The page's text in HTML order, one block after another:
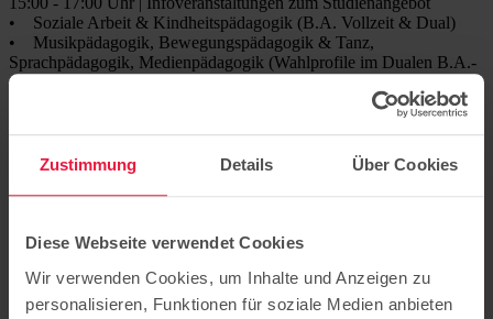
Zustimmung Details Über Cookies
Diese Webseite verwendet Cookies
Wir verwenden Cookies, um Inhalte und Anzeigen zu
personalisieren, Funktionen für soziale Medien anbieten
• Soziale Arbeit & Kindheitspädagogik (B.A. Vollzeit & Dual)
• Musikpädagogik, Bewegungspädagogik & Tanz,
Sprachpädagogik, Medienpädagogik (Wahlprofile im Dualen B.A.-
Studium)
• Internationale Soziale Arbeit und Friedensbildung (M.A.)
17:00 - 20:30 Uhr | Musik, Tanz, Theater & Film von und mit den
Studierenden der HCHP
20:30 - 00:00 Uhr | gemeinsame Party
Hier geht es zur
Website der Hochschule Clara Hoffbauer Potsdam